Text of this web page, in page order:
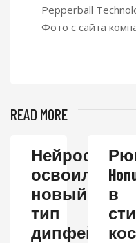
Pepperball
Фото с сайта
READ MORE
Нейросеть
освоила
новый
тип
дипфейков
в